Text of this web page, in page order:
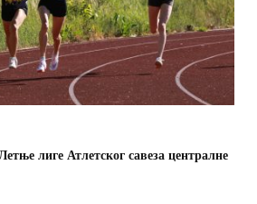
лиге Атлетског савеза централне